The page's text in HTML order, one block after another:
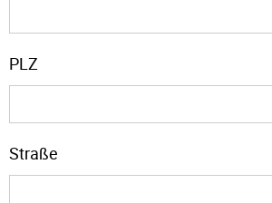
PLZ
Straße